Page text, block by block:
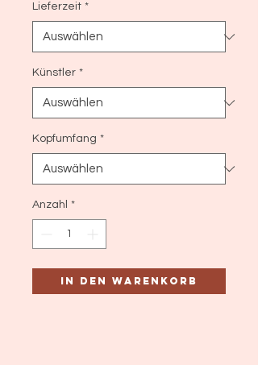
Lieferzeit *
Künstler *
Kopfumfang *
Anzahl *
In den Warenkorb